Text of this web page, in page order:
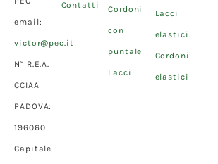
email:
victor@pec.it
N° R.E.A.
CCIAA
PADOVA:
196060
Capitale
Contatti Cordoni
con
puntale
Lacci
Lacci
elastici
Cordoni
elastici